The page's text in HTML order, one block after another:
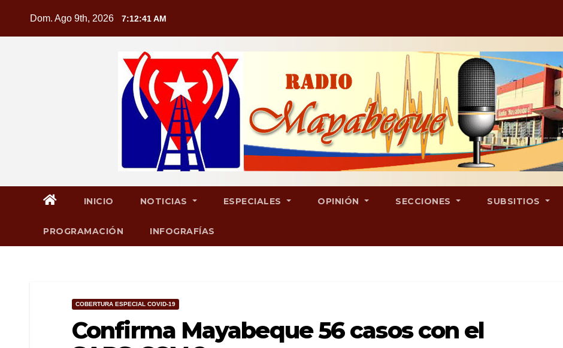
Dom. Ago 9th, 2026 7:12:41 AM
INICIO NOTICIAS ESPECIALES OPINIÓN SECCIONES SUBSITIOS
PROGRAMACIÓN INFOGRAFÍAS
COBERTURA ESPECIAL COVID-19
Confirma Mayabeque 56 casos con el